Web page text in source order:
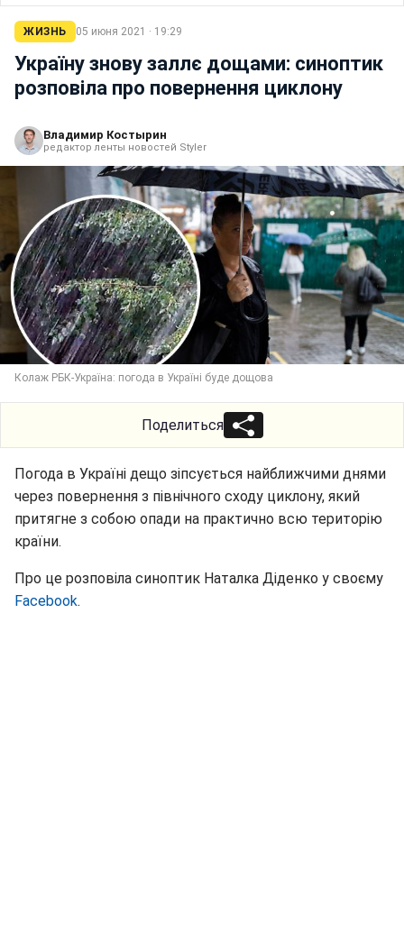
ЖИЗНЬ 05 июня 2021 · 19:29
Україну знову заллє дощами: синоптик
розповіла про повернення циклону
Владимир Костырин
редактор ленты новостей Styler
Колаж РБК-Україна: погода в Україні буде дощова
Поделиться
Погода в Україні дещо зіпсується найближчими днями
через повернення з північного сходу циклону, який
притягне з собою опади на практично всю територію
країни.
Про це розповіла синоптик Наталка Діденко у своєму
Facebook.